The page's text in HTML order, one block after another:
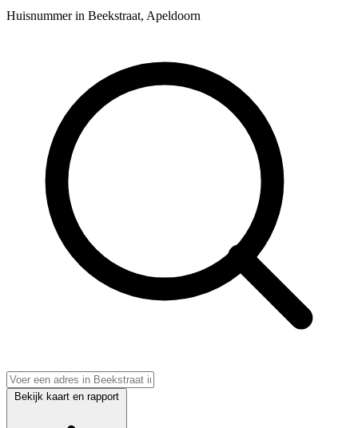
Huisnummer in Beekstraat, Apeldoorn
Bekijk kaart en rapport